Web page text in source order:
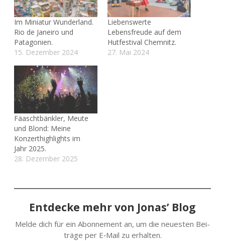
Im Miniatur Wunderland.
Rio de Janeiro und
Patagonien.
15. Dezember 2024
Liebenswerte
Lebensfreude auf dem
Hutfestival Chemnitz.
27. Mai 2024
Fäaschtbänkler, Meute
und Blond: Meine
Konzerthighlights im
Jahr 2025.
28. Dezember 2025
Entdecke mehr von Jonas’ Blog
Melde dich für ein Abon­ne­ment an, um die neu­es­ten Bei­
trä­ge per E‑Mail zu erhalten.